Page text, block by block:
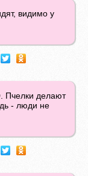
видимо у
Пчелки делают
- люди не